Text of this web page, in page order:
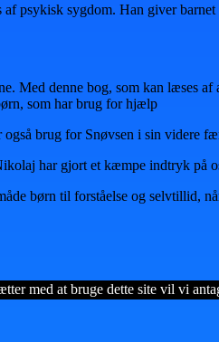
psykisk sygdom. Han giver
Med denne bog, som kan læses
som har brug for hjælp
brug for Snøvsen i sin videre
har gjort et kæmpe indtryk på
børn til forståelse og selvtillid,
med at bruge dette site vil vi